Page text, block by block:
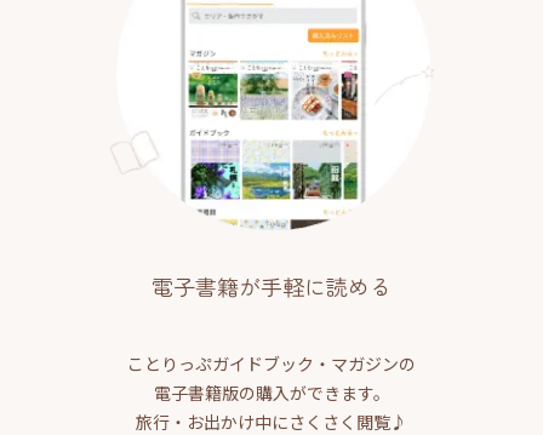
電子書籍が手軽に読める
ことりっぷガイドブック・マガジンの
電子書籍版の購入ができます。
旅行・お出かけ中にさくさく閲覧♪